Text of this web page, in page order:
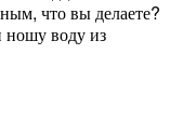
что вы делаете?
ношу воду из